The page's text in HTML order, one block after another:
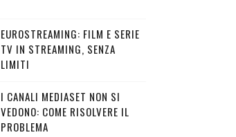
EUROSTREAMING: FILM E SERIE
TV IN STREAMING, SENZA
LIMITI
I CANALI MEDIASET NON SI
VEDONO: COME RISOLVERE IL
PROBLEMA